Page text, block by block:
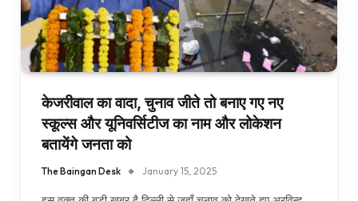
केजरीवाल का वादा, चुनाव जीते तो बनाए गए नए
स्कूल्स और यूनिवर्सिटीज का नाम और लोकेशन
बतायेंगे जनता को
The Baingan Desk January 15, 2025